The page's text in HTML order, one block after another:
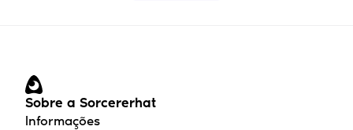
Sobre a Sorcererhat
Informações